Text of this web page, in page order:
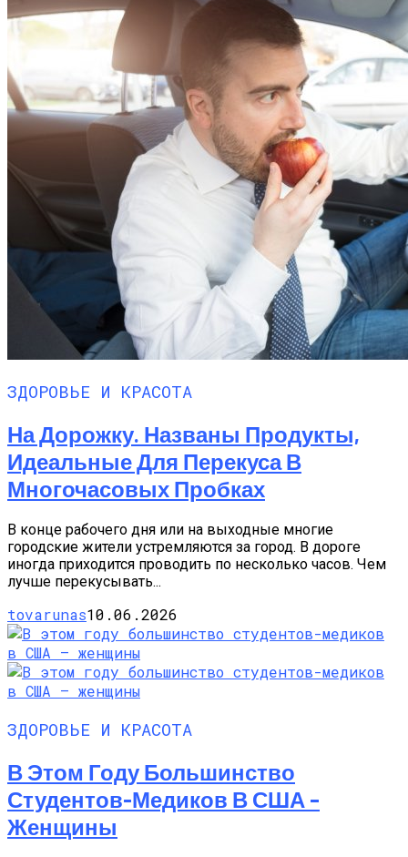
ЗДОРОВЬЕ И КРАСОТА
На Дорожку. Названы Продукты,
Идеальные Для Перекуса В
Многочасовых Пробках
В конце рабочего дня или на выходные многие
городские жители устремляются за город. В дороге
иногда приходится проводить по несколько часов. Чем
лучше перекусывать...
tovarunas10.06.2026
ЗДОРОВЬЕ И КРАСОТА
В Этом Году Большинство
Студентов-Медиков В США –
Женщины